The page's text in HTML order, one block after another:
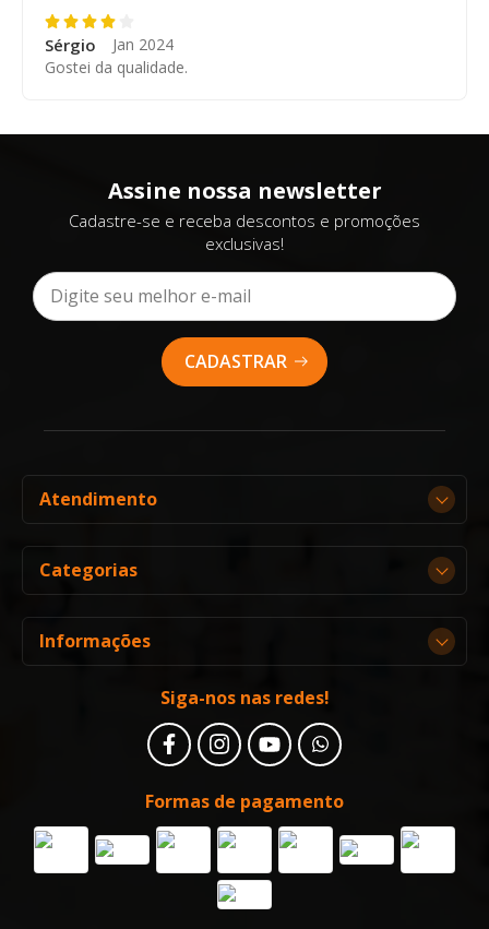
Sérgio
Jan 2024
Gostei da qualidade.
Assine nossa newsletter
Cadastre-se e receba descontos e promoções
exclusivas!
CADASTRAR
Categorias
Informações
Atendimento
Siga-nos nas redes!
Formas de pagamento